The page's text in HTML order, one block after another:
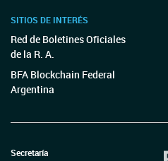
SITIOS DE INTERÉS
Red de Boletines Oficiales
de la R. A.
BFA Blockchain Federal
Argentina
Secretaría